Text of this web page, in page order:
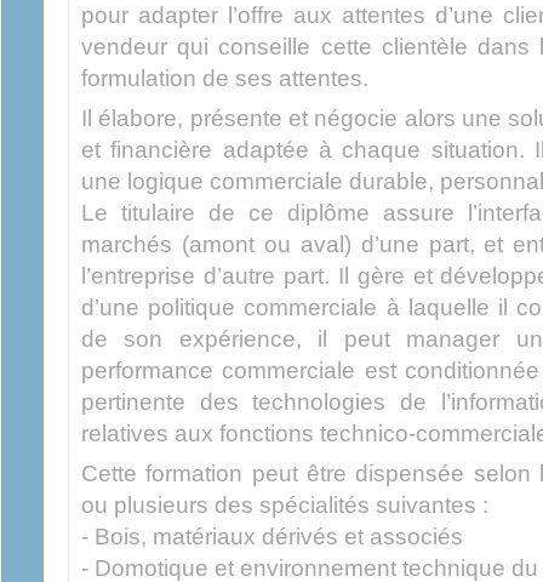
pour adapter l’offre aux attentes d’une
vendeur qui conseille cette clientèle dans
formulation de ses attentes.
Il élabore, présente et négocie alors une
et financière adaptée à chaque situation.
une logique commerciale durable,
Le titulaire de ce diplôme assure
marchés (amont ou aval) d’une part, et
l’entreprise d’autre part. Il gère et
d’une politique commerciale à laquelle il
de son expérience, il peut manager
performance commerciale est
pertinente des technologies de
relatives aux fonctions technico-
Cette formation peut être dispensée
ou plusieurs des spécialités suivantes :
- Bois, matériaux dérivés et associés
- Domotique et environnement technique